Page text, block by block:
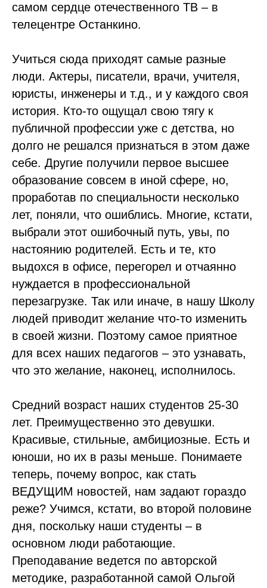
самом сердце отечественного ТВ – в
телецентре Останкино.
Учиться сюда приходят самые разные
люди. Актеры, писатели, врачи, учителя,
юристы, инженеры и т.д., и у каждого своя
история. Кто-то ощущал свою тягу к
публичной профессии уже с детства, но
долго не решался признаться в этом даже
себе. Другие получили первое высшее
образование совсем в иной сфере, но,
проработав по специальности несколько
лет, поняли, что ошиблись. Многие, кстати,
выбрали этот ошибочный путь, увы, по
настоянию родителей. Есть и те, кто
выдохся в офисе, перегорел и отчаянно
нуждается в профессиональной
перезагрузке. Так или иначе, в нашу Школу
людей приводит желание что-то изменить
в своей жизни. Поэтому самое приятное
для всех наших педагогов – это узнавать,
что это желание, наконец, исполнилось.
Средний возраст наших студентов 25-30
лет. Преимущественно это девушки.
Красивые, стильные, амбициозные. Есть и
юноши, но их в разы меньше. Понимаете
теперь, почему вопрос, как стать
ВЕДУЩИМ новостей, нам задают гораздо
реже? Учимся, кстати, во второй половине
дня, поскольку наши студенты – в
основном люди работающие.
Преподавание ведется по авторской
методике, разработанной самой Ольгой